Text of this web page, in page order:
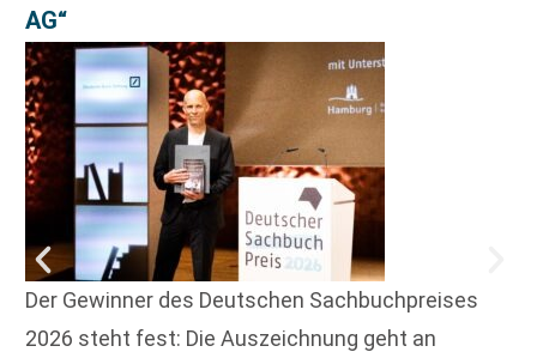
AG“
Der Gewinner des Deutschen Sachbuchpreises
2026 steht fest: Die Auszeichnung geht an